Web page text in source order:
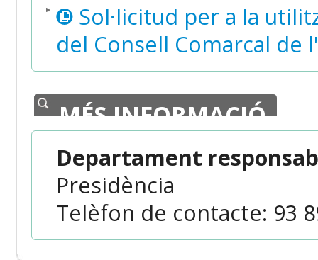
Sol·licitud per a la
del Consell Comarcal de
MÉS INFORMACIÓ
Departament
Presidència
Telèfon de contacte: 93